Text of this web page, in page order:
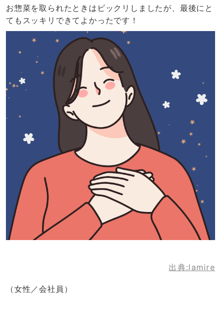
お惣菜を取られたときはビックリしましたが、最後にと
てもスッキリできてよかったです！
出典:lamire
（女性／会社員）